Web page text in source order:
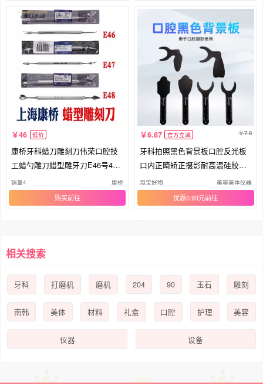
46 低价
康桥牙科蜡刀雕刻刀伟荣口腔技
工蜡勺雕刀蜡型雕牙刀E46号47E
48
销量4 康桥
购买
6.87 官方立减 7.8
牙科拍照黑色背景板口腔反光板
口内正畸矫正摄影耐高温硅胶可
塑型
淘宝好物 美容美体仪器
优惠0.93元
相关搜索
牙科 打磨机 磨机 204 90 玉石 雕刻
南韩 美体 材料 礼盒 口腔 护理 美容
仪器 设备